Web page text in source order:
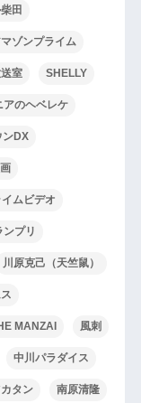
田
ゾンプライム
室 SHELLY
アのヘベレケ
ンDX
イムビデオ
ンプリ
川原克己（天竺鼠）
MANZAI 風刺
中川パラダイス
カタン 南原清隆